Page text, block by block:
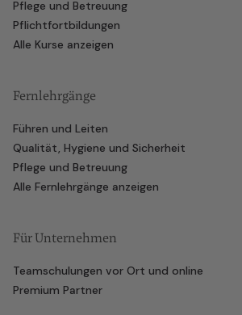
Pflege und Betreuung
Pflichtfortbildungen
Alle Kurse anzeigen
Fernlehrgänge
Führen und Leiten
Qualität, Hygiene und Sicherheit
Pflege und Betreuung
Alle Fernlehrgänge anzeigen
Für Unternehmen
Teamschulungen vor Ort und online
Premium Partner